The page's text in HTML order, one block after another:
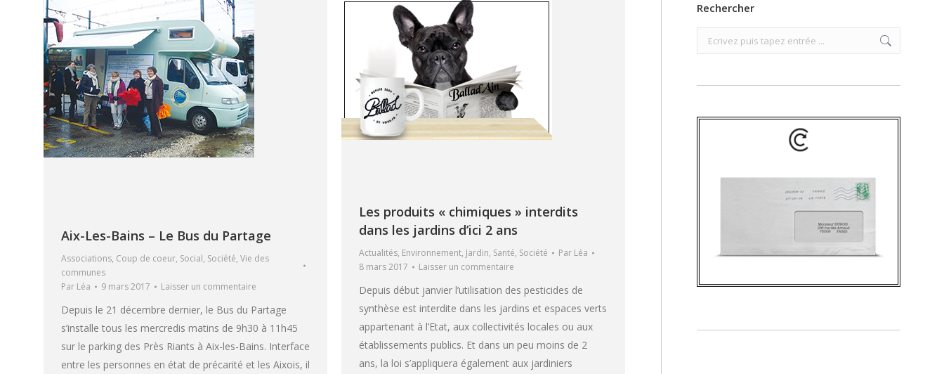
Aix-Les-Bains – Le Bus du Partage
Associations, Coup de coeur, Social, Société, Vie des
communes
Par Léa 9 mars 2017 Laisser un commentaire
Depuis le 21 décembre dernier, le Bus du Partage
s’installe tous les mercredis matins de 9h30 à 11h45
sur le parking des Près Riants à Aix-les-Bains. Interface
entre les personnes en état de précarité et les Aixois, il
Les produits « chimiques » interdits
dans les jardins d’ici 2 ans
Actualités, Environnement, Jardin, Santé, Société Par Léa
8 mars 2017
Laisser un commentaire
Depuis début janvier l’utilisation des pesticides de
synthèse est interdite dans les jardins et espaces verts
appartenant à l’Etat, aux collectivités locales ou aux
établissements publics. Et dans un peu moins de 2
ans, la loi s’appliquera également aux jardiniers
Rechercher
Search: